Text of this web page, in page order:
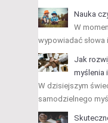
Nauka
W
wypowiadać słowa i
Jak
myślenia
W dzisiejszym
samodzielnego